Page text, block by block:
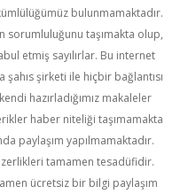
bulunmamaktadır.
sorumluluğunu taşımakta olup,
etmiş sayılırlar. Bu internet
şirketi ile hiçbir bağlantısı
hazırladığımız makaleler
haber niteliği taşımamakta
paylaşım yapılmamaktadır.
tamamen tesadüfidir.
ücretsiz bir bilgi paylaşım